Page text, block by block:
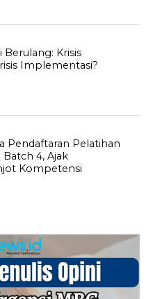
Berulang: Krisis
Implementasi?
Pendaftaran Pelatihan
Batch 4, Ajak
Kompetensi